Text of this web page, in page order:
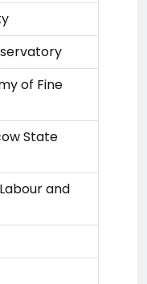
of Fine
State
and